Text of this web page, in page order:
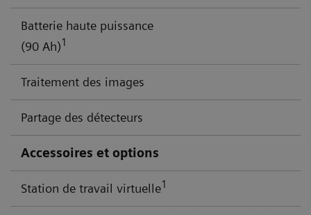
Batterie haute puissance
(90 Ah)1
Traitement des images
Partage des détecteurs
Accessoires et options
Station de travail virtuelle1